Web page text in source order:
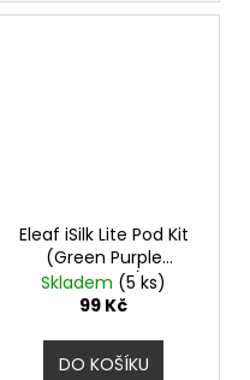
Eleaf iSilk Lite Pod Kit
(Green Purple
Gradient)
Skladem (5 ks)
99 Kč
DO KOŠÍKU